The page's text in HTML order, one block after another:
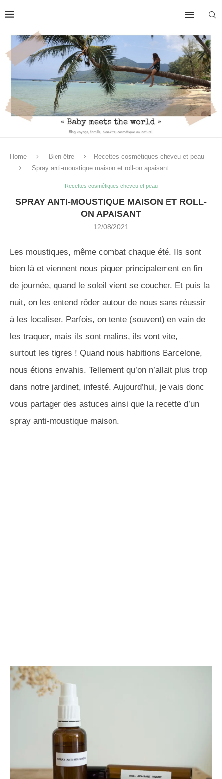
Home Bien-être
Recettes cosmétiques cheveu et peau
Spray anti-moustique maison et roll-on apaisant
Recettes cosmétiques cheveu et peau
SPRAY ANTI-MOUSTIQUE MAISON ET ROLL-
ON APAISANT
12/08/2021
Les moustiques, même combat chaque été. Ils sont
bien là et viennent nous piquer principalement en fin
de journée, quand le soleil vient se coucher. Et puis la
nuit, on les entend rôder autour de nous sans réussir
à les localiser. Parfois, on tente (souvent) en vain de
les traquer, mais ils sont malins, ils vont vite,
surtout les tigres ! Quand nous habitions Barcelone,
nous étions envahis. Tellement qu’on n’allait plus trop
dans notre jardinet, infesté. Aujourd’hui, je vais donc
vous partager des astuces ainsi que la recette d’un
spray anti-moustique maison.